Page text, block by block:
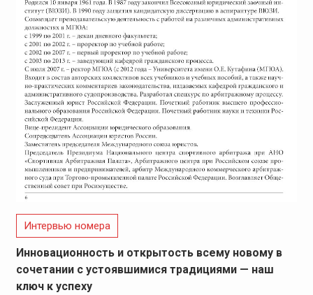
Интервью номера
Инновационность и открытость всему новому в
сочетании с устоявшимися традициями — наш
ключ к успеху